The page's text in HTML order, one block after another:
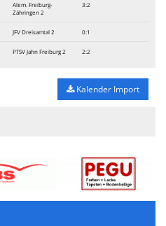
Alem. Freiburg-
Zähringen 2
3:2
JFV Dreisamtal 2 0:1
PTSV Jahn Freiburg 2 2:2
Kalender Import